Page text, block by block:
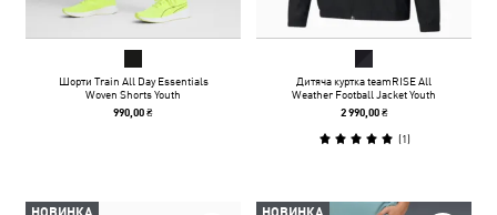
Шорти Train All Day Essentials
Woven Shorts Youth
990,00 ₴
Дитяча куртка teamRISE All
Weather Football Jacket Youth
2 990,00 ₴
(1)